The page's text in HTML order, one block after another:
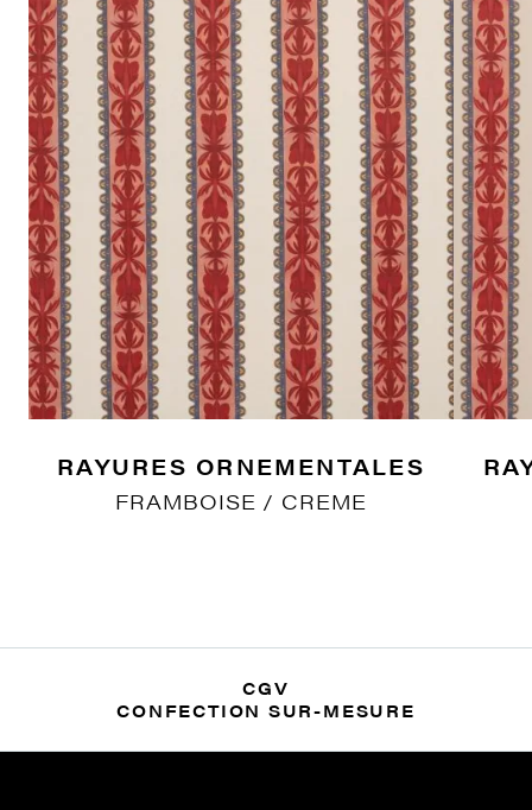
RAYURES ORNEMENTALES
FRAMBOISE / CREME
CGV
CONFECTION SUR-MESURE